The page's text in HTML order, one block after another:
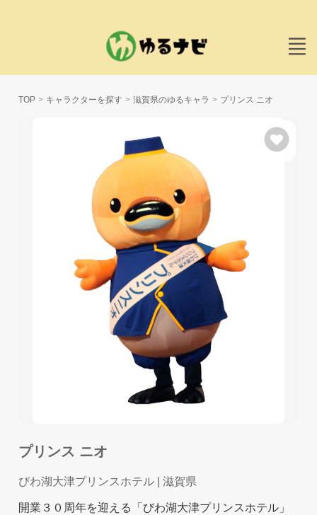
TOP キャラクターを探す 滋賀県のゆるキャラ プリンス ニオ
プリンス ニオ
びわ湖大津プリンスホテル | 滋賀県
開業３０周年を迎える「びわ湖大津プリンスホテル」